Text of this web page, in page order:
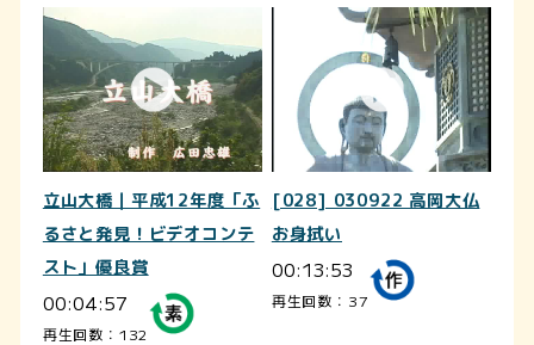
立山大橋｜平成12年度「ふ
るさと発見！ビデオコンテ
スト」優良賞
00:04:57
再生回数：132
[028] 030922 高岡大仏
お身拭い
00:13:53
再生回数：37